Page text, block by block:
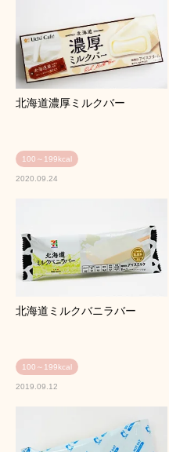
北海道濃厚ミルクバー
100～199kcal
2020.09.24
北海道ミルクバニラバー
100～199kcal
2019.09.12